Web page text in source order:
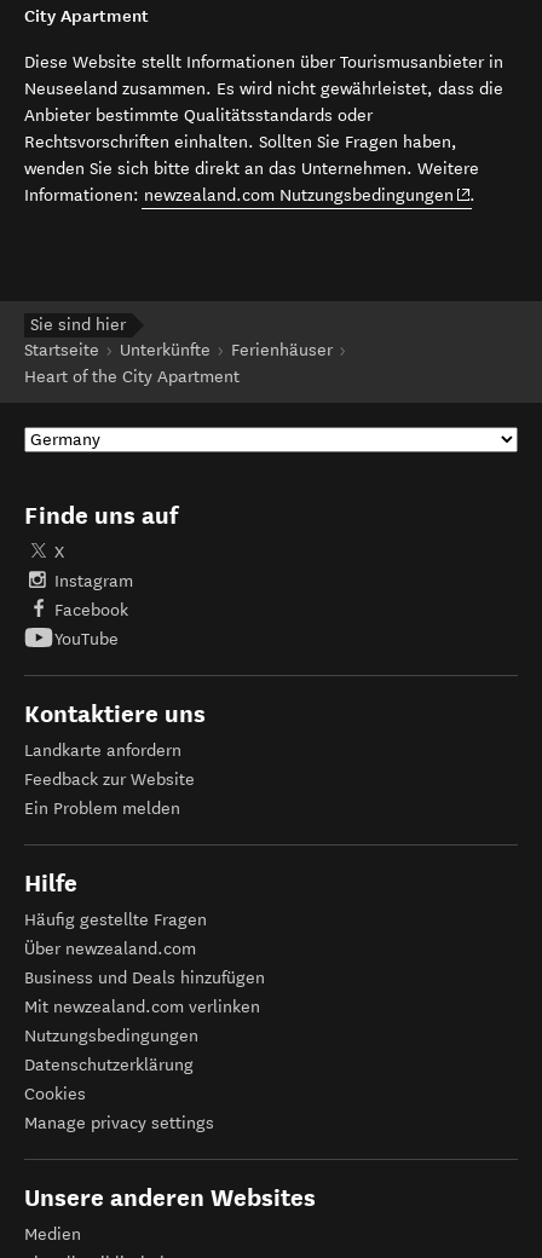
City Apartment
Diese Website stellt Informationen über Tourismusanbieter in
Neuseeland zusammen. Es wird nicht gewährleistet, dass die
Anbieter bestimmte Qualitätsstandards oder
Rechtsvorschriften einhalten. Sollten Sie Fragen haben,
wenden Sie sich bitte direkt an das Unternehmen. Weitere
Informationen: newzealand.com Nutzungsbedingungen (opens in
.
Sie sind hier
Startseite
Unterkünfte
Ferienhäuser
Heart of the City Apartment
Finde uns auf
X
Instagram
Facebook
YouTube
Kontaktiere uns
Landkarte anfordern
Feedback zur Website
Ein Problem melden
Hilfe
Häufig gestellte Fragen
Über newzealand.com
Business und Deals hinzufügen
Mit newzealand.com verlinken
Nutzungsbedingungen
Datenschutzerklärung
Cookies
Manage privacy settings
Unsere anderen Websites
Medien